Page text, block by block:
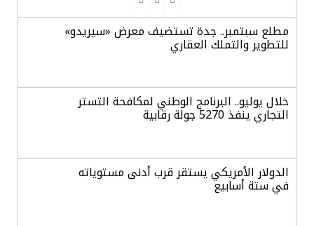
مطلع سبتمبر.. جدة تستضيف معرض «سيريدو»
للتطوير والتملك العقاري
خلال يوليو.. البرنامج الوطني لمكافحة التستر
التجاري ينفذ 5270 جولة رقابية
الدولار الأمريكي يستقر قرب أدنى مستوياته
في ستة أسابيع